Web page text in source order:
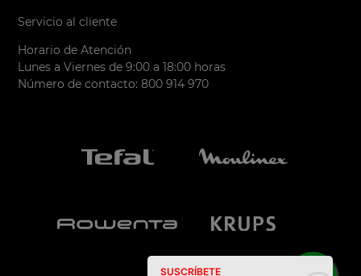
Servicio al cliente
Horario de Atención
Lunes a Viernes de 9:00 a 18:00 horas
Número de contacto: 800 914 970
SUSCRÍBETE